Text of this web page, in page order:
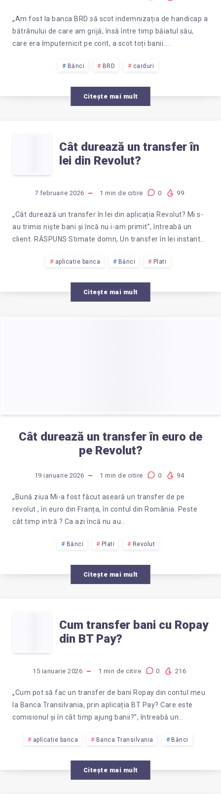
POATE
RETRAGE
BANII
FĂRĂ
TITULARULUI?
„Am fost la banca BRD să scot indemnizația de handicap a
bătrânului de care am grijă, însă între timp băiatul său,
care era împuternicit pe cont, a scot toți banii….
Bănci BRD carduri
Citește mai mult
DUREAZĂ
UN
TRANSFER
ÎN
DIN
Cât durează un transfer în
lei din Revolut?
7 februarie 2026 1 min de citire 0 99
„Cât durează un transfer în lei din aplicația Revolut? Mi s-
au trimis niște bani și încă nu i-am primit”, întreabă un
client. RĂSPUNS Stimate domn, Un transfer în lei instant…
aplicatie banca Bănci Plati
Citește mai mult
Cât durează un transfer în euro de
pe Revolut?
19 ianuarie 2026 1 min de citire 0 94
„Bună ziua Mi-a fost făcut aseară un transfer de pe
revolut , în euro din Franța, în contul din România. Peste
cât timp intră ? Ca azi încă nu au…
Bănci Plati Revolut
Citește mai mult
CUM
TRANSFER
BANI
CU
ROPAY
DIN
BT
Cum transfer bani cu Ropay
din BT Pay?
15 ianuarie 2026 1 min de citire 0 216
„Cum pot să fac un transfer de bani Ropay din contul meu
la Banca Transilvania, prin aplicația BT Pay? Care este
comisionul și în cât timp ajung banii?”, întreabă un…
aplicatie banca Banca Transilvania Bănci
Citește mai mult